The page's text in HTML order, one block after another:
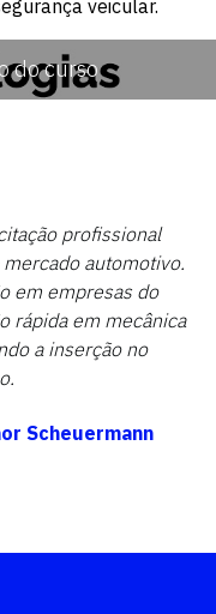
veicular.
do curso
profissional
automotivo.
em empresas do
rápida em mecânica
a inserção no
Scheuermann